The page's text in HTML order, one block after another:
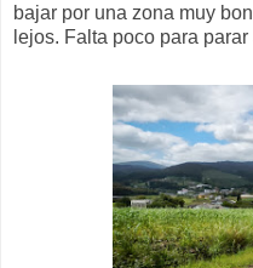
bajar por una zona muy
lejos. Falta poco para